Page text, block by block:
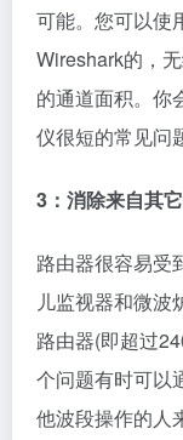
可能。您可以使
Wireshark的，
的通道面积。你
仪很短的常见问
3：消除来自其
路由器很容易受
儿监视器和微波
路由器(即超过
个问题有时可以
他波段操作的人